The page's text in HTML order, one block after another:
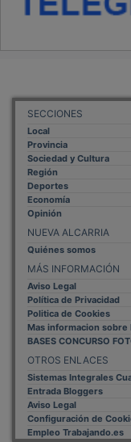
SECCIONES
Local
Provincia
Sociedad y Cultura
Región
Deportes
Economía
Opinión
NUEVA ALCARRIA
Quiénes somos
MÁS INFORMACIÓN
Aviso Legal
Política de Privacidad
Politica de Cookies
Mas informacion sobre
BASES CONCURSO
Sistemas Integrales
Entrada Bloggers
Aviso Legal
Configuración de
Empleo Trabajando.es